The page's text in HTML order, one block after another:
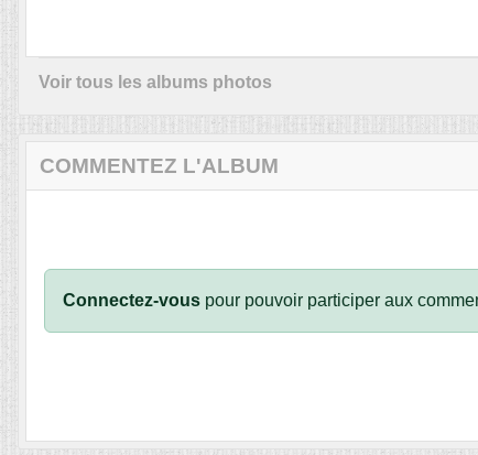
Voir tous les albums photos
COMMENTEZ L'ALBUM
Connectez-vous pour pouvoir participer aux